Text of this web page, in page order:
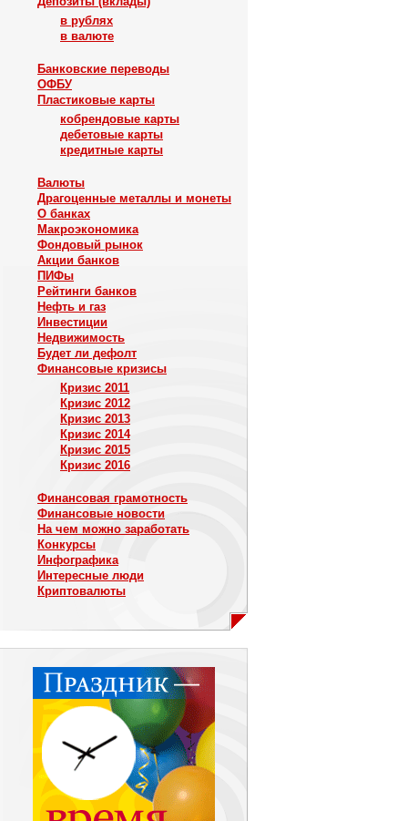
в рублях
в валюте
Банковские переводы
ОФБУ
Пластиковые карты
кобрендовые карты
дебетовые карты
кредитные карты
Валюты
Драгоценные металлы и монеты
О банках
Макроэкономика
Фондовый рынок
Акции банков
ПИФы
Рейтинги банков
Нефть и газ
Инвестиции
Недвижимость
Будет ли дефолт
Финансовые кризисы
Кризис 2011
Кризис 2012
Кризис 2013
Кризис 2014
Кризис 2015
Кризис 2016
Финансовая грамотность
Финансовые новости
На чем можно заработать
Конкурсы
Инфографика
Интересные люди
Криптовалюты